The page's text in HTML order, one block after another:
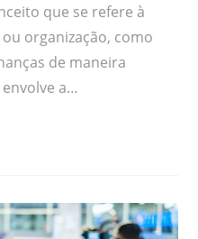
que se refere à
organização, como
de maneira
a…